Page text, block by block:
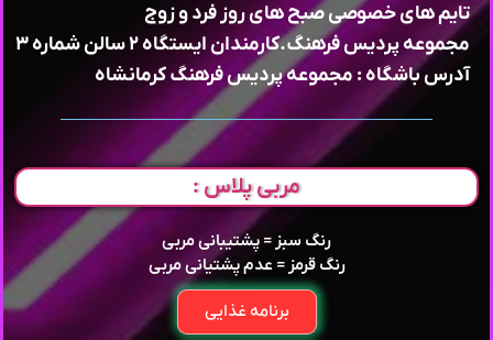
تایم های خصوصی صبح های روز فرد و زوج
مجموعه پردیس فرهنگ.کارمندان ایستگاه ۲ سالن شماره ۳
آدرس باشگاه : مجموعه پردیس فرهنگ کرمانشاه
مربی پلاس :
رنگ سبز = پشتیبانی مربی
رنگ قرمز = عدم پشتیانی مربی
برنامه غذایی